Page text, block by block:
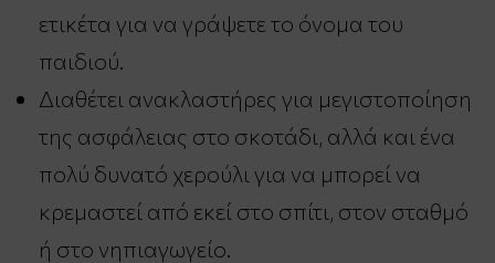
ετικέτα για να γράψετε το όνομα του
παιδιού.
Διαθέτει ανακλαστήρες για μεγιστοποίηση
της ασφάλειας στο σκοτάδι, αλλά και ένα
πολύ δυνατό χερούλι για να μπορεί να
κρεμαστεί από εκεί στο σπίτι, στον σταθμό
ή στο νηπιαγωγείο.